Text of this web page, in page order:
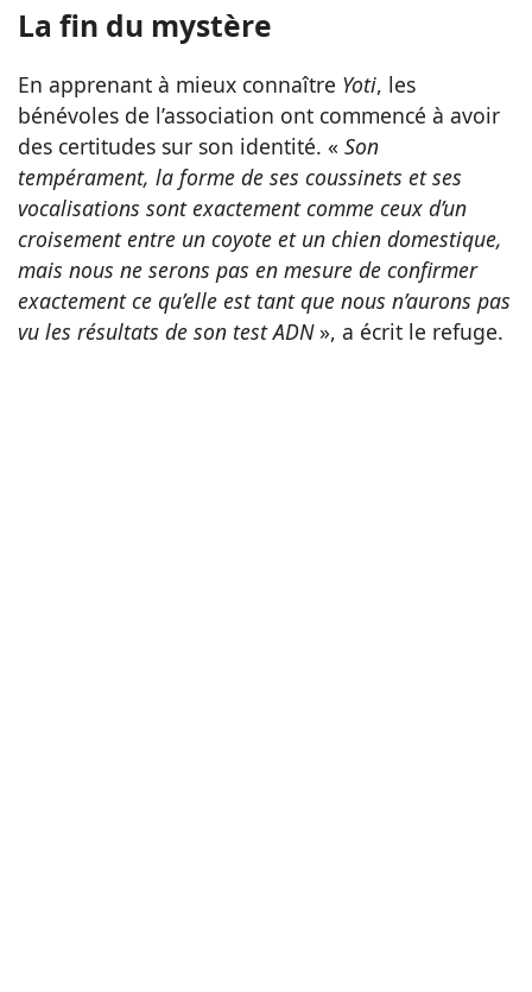
La fin du mystère
En apprenant à mieux connaître Yoti, les
bénévoles de l’association ont commencé à avoir
des certitudes sur son identité. « Son
tempérament, la forme de ses coussinets et ses
vocalisations sont exactement comme ceux d’un
croisement entre un coyote et un chien domestique,
mais nous ne serons pas en mesure de confirmer
exactement ce qu’elle est tant que nous n’aurons pas
vu les résultats de son test ADN », a écrit le refuge.